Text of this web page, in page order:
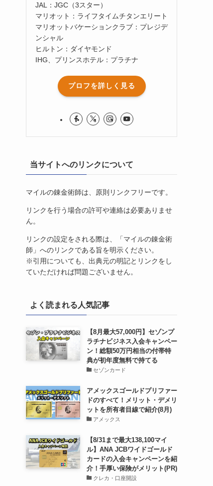
JAL：JGC（3スター）
マリオット：ライフタイムチタンエリート
マリオットバケーションクラブ：プレジデ
ンシャル
ヒルトン：ダイヤモンド
IHG、プリンスホテル：プラチナ
プロフを詳しく見る
当サイトへのリンクについて
マイルの錬金術師は、原則リンクフリーです。
リンクを行う場合の許可や連絡は必要ありませ
ん。
リンクの設定をされる際は、「マイルの錬金術
師」へのリンクである旨を明示ください。
※引用についても、出典元の明記とリンクをし
ていただければ問題ございません。
よく読まれる人気記事
【8月最大57,000円】セゾンプ
ラチナビジネス入会キャンペー
ン！総額50万円相当の付帯特
典が初年度無料で持てる
セゾンカード
アメックスゴールドプリファー
ドのすべて！メリット・デメリ
ットを所有者目線で紹介(8月)
アメックス
【8/31まで最大138,100マイ
ル】ANA JCBワイドゴールド
カードの入会キャンペーンを紹
介！手厚い保険がメリット(PR)
クレカ・口座開設